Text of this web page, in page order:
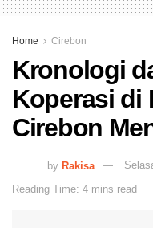
Home Cirebon
Kronologi
Koperasi di
Cirebon
by Rakisa
Reading Time: 4 mins read